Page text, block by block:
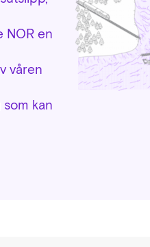
NOR en
våren
kan